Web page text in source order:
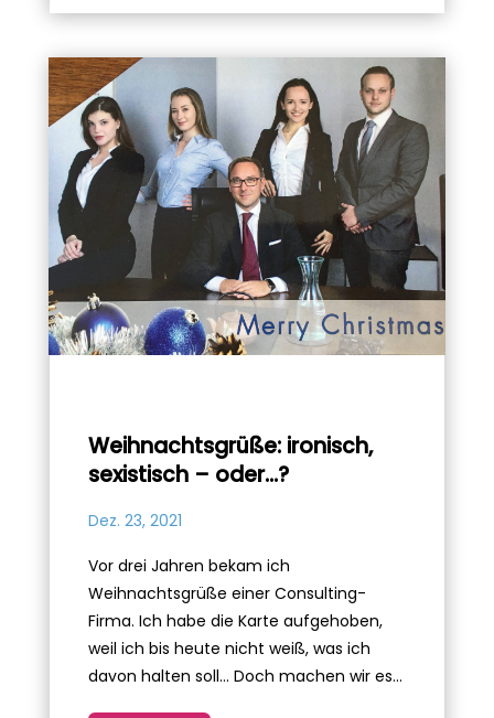
Weihnachtsgrüße: ironisch,
sexistisch – oder…?
Dez. 23, 2021
Vor drei Jahren bekam ich
Weihnachtsgrüße einer Consulting-
Firma. Ich habe die Karte aufgehoben,
weil ich bis heute nicht weiß, was ich
davon halten soll... Doch machen wir es...